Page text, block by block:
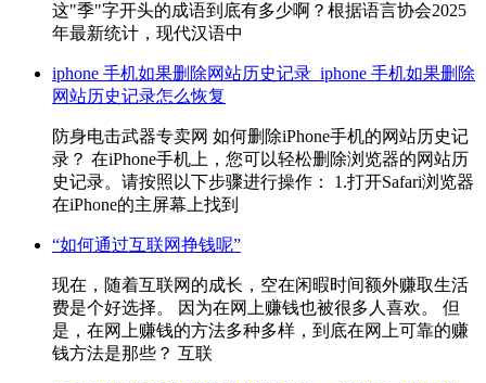
这"季"字开头的成语到底有多少啊？根据语言协会2025
年最新统计，现代汉语中
iphone 手机如果删除网站历史记录_iphone 手机如果删除
网站历史记录怎么恢复
防身电击武器专卖网 如何删除iPhone手机的网站历史记
录？ 在iPhone手机上，您可以轻松删除浏览器的网站历
史记录。请按照以下步骤进行操作： 1.打开Safari浏览器
在iPhone的主屏幕上找到
“如何通过互联网挣钱呢”
现在，随着互联网的成长，空在闲暇时间额外赚取生活
费是个好选择。 因为在网上赚钱也被很多人喜欢。 但
是，在网上赚钱的方法多种多样，到底在网上可靠的赚
钱方法是那些？ 互联